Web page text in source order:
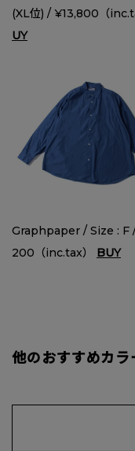
(XL位) / ¥13,800（
UY
Graphpaper / Size : F
200（inc.tax） BUY
他のおすすめカ